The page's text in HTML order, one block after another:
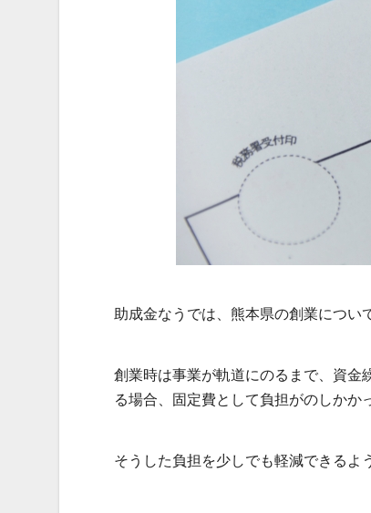
助成金なうでは、熊本県の創業につい
創業時は事業が軌道にのるまで、資金
る場合、固定費として負担がのしかか
そうした負担を少しでも軽減できるよ